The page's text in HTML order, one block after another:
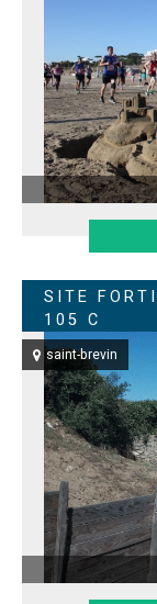
SITE
105 C
saint-brevin